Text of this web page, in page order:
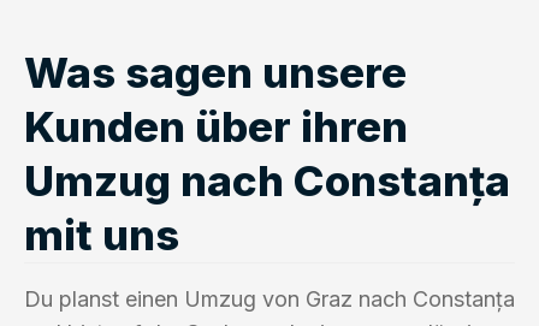
Was sagen unsere
Kunden über ihren
Umzug nach Constanța
mit uns
Du planst einen Umzug von Graz nach Constanța